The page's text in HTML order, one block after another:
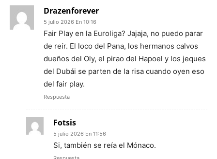
Drazenforever
5 julio 2026 En 10:16
Fair Play en la Euroliga? Jajaja, no puedo parar
de reír. El loco del Pana, los hermanos calvos
dueños del Oly, el pirao del Hapoel y los jeques
del Dubái se parten de la risa cuando oyen eso
del fair play.
Respuesta
Fotsis
5 julio 2026 En 11:56
Si, también se reía el Mónaco.